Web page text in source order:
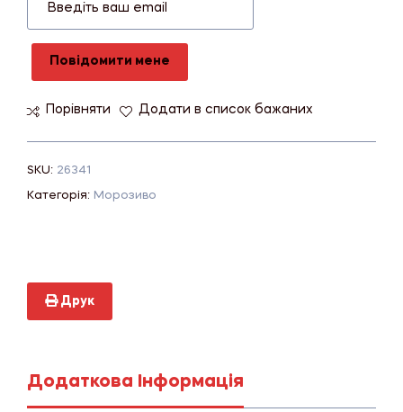
Повідомити мене
Порівняти Додати в список бажаних
SKU: 26341
Категорія: Морозиво
Друк
Додаткова Інформація